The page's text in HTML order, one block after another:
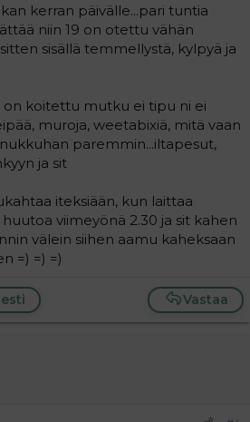
kerran päivälle...pari tuntia
niin 19 on otettu vähän
sisällä temmellystä, kylpyä ja
on koitettu mutku ei tipu ni ei
muroja, weetabixiä, mitä vaan
paremmin...iltapesut,
ja sit
iteksiään, kun laittaa
viimeyönä 2.30 ja sit kahen
välein siihen aamu kaheksaan
=) =) =)
Vastaa